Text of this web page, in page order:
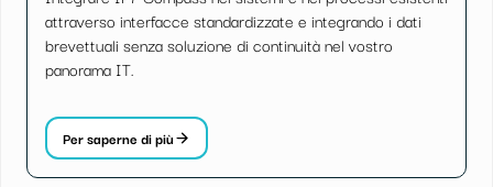
attraverso interfacce standardizzate e integrando i dati
brevettuali senza soluzione di continuità nel vostro
panorama IT.
Per saperne di più